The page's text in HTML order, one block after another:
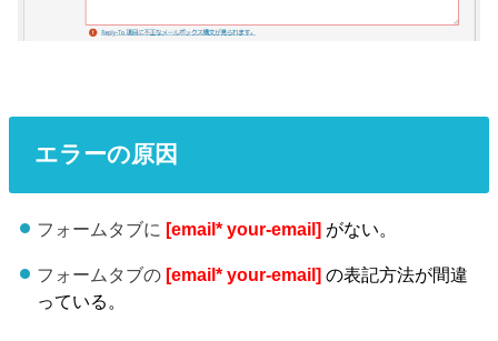
エラーの原因
フォームタブに [email* your-email] がない。
フォームタブの [email* your-email] の表記方法が間違
っている。